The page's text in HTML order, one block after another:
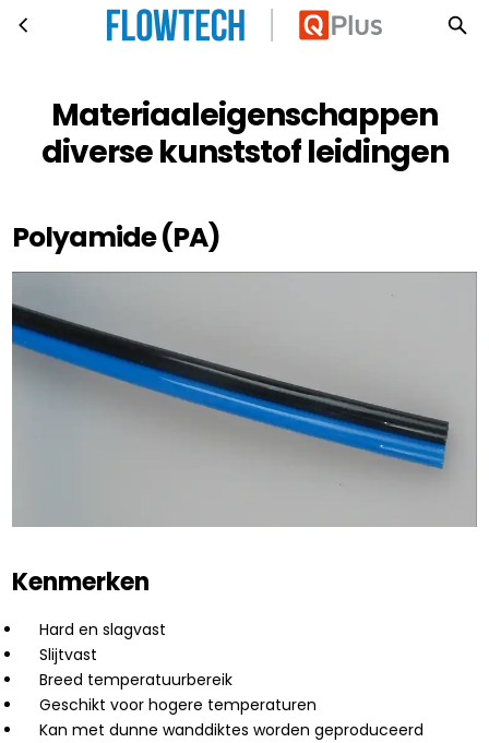
Ga naar hoofdinhoud Materiaaleigenschappen diverse kunststof leidingen
Materiaaleigenschappen
diverse kunststof leidingen
Polyamide (PA)
Kenmerken
Hard en slagvast
Slijtvast
Breed temperatuurbereik
Geschikt voor hogere temperaturen
Kan met dunne wanddiktes worden geproduceerd